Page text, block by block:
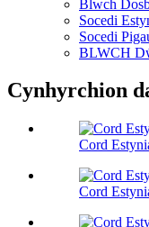
Blwch
Socedi
Socedi
BLWCH
Cynhyrchion
Cord
Cord